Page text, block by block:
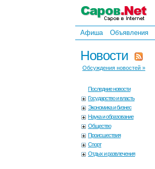
Афиша Объявления
Новости
Обсуждения новостей »
Последние новости
Государство и власть
Экономика и бизнес
Наука и образование
Общество
Происшествия
Спорт
Отдых и развлечения